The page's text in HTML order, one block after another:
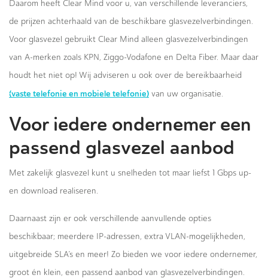
Daarom heeft Clear Mind voor u, van verschillende leveranciers,
de prijzen achterhaald van de beschikbare glasvezelverbindingen.
Voor glasvezel gebruikt Clear Mind alleen glasvezelverbindingen
van A-merken zoals KPN, Ziggo-Vodafone en Delta Fiber. Maar daar
houdt het niet op! Wij adviseren u ook over de bereikbaarheid
(vaste telefonie en mobiele telefonie) van uw organisatie.
Voor iedere ondernemer een
passend glasvezel aanbod
Met zakelijk glasvezel kunt u snelheden tot maar liefst 1 Gbps up-
en download realiseren.
Daarnaast zijn er ook verschillende aanvullende opties
beschikbaar; meerdere IP-adressen, extra VLAN-mogelijkheden,
uitgebreide SLA’s en meer! Zo bieden we voor iedere ondernemer,
groot én klein, een passend aanbod van glasvezelverbindingen.